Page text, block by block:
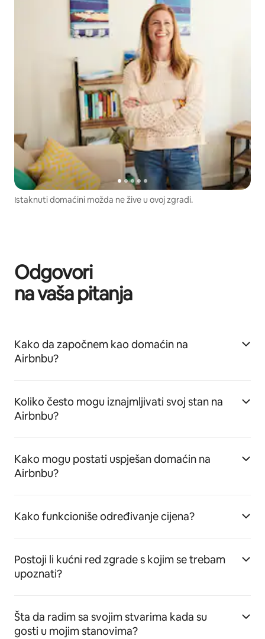
Istaknuti domaćini možda ne žive u ovoj zgradi.
Odgovori
na vaša pitanja
Kako da započnem kao domaćin na
Airbnbu?
Koliko često mogu iznajmljivati svoj stan na
Airbnbu?
Kako mogu postati uspješan domaćin na
Airbnbu?
Kako funkcioniše određivanje cijena?
Postoji li kućni red zgrade s kojim se trebam
upoznati?
Šta da radim sa svojim stvarima kada su
gosti u mojim stanovima?